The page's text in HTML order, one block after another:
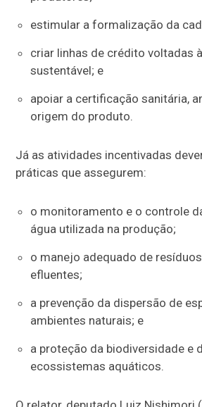
estimular a formalização da
criar linhas de crédito voltadas
sustentável; e
apoiar a certificação sanitária,
origem do produto.
Já as atividades incentivadas
práticas que assegurem:
o monitoramento e o controle
água utilizada na produção;
o manejo adequado de
efluentes;
a prevenção da dispersão de
ambientes naturais; e
a proteção da biodiversidade e
ecossistemas aquáticos.